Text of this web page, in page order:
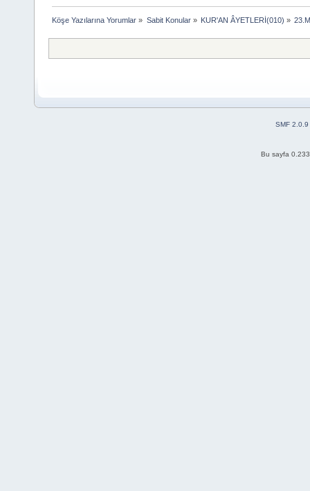
Köşe Yazılarına Yorumlar » Sabit Konular» KUR'AN ÂYETLERİ(010) »
SMF 2.0.9
Bu sayfa